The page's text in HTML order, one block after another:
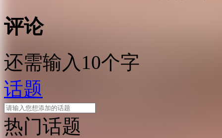
评论
还需输入10个字
话题
热门话题